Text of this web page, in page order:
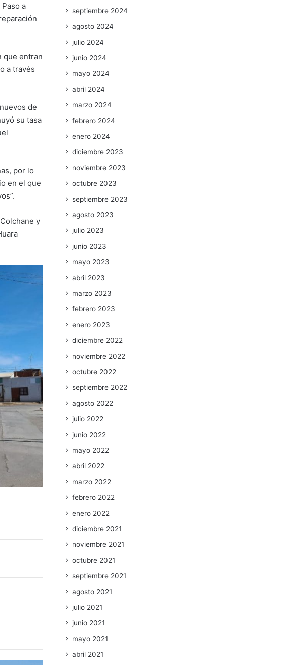
a
que entran
a través
de
su tasa
por lo
en el que
y
septiembre 2024
agosto 2024
julio 2024
junio 2024
mayo 2024
abril 2024
marzo 2024
febrero 2024
enero 2024
diciembre 2023
noviembre 2023
octubre 2023
septiembre 2023
agosto 2023
julio 2023
junio 2023
mayo 2023
abril 2023
marzo 2023
febrero 2023
enero 2023
diciembre 2022
noviembre 2022
octubre 2022
septiembre 2022
agosto 2022
julio 2022
junio 2022
mayo 2022
abril 2022
marzo 2022
febrero 2022
enero 2022
diciembre 2021
noviembre 2021
octubre 2021
septiembre 2021
agosto 2021
julio 2021
junio 2021
mayo 2021
abril 2021